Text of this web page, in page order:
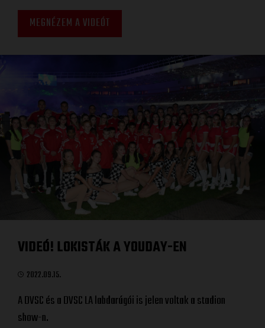
MEGNÉZEM A VIDEÓT
VIDEÓ! LOKISTÁK A YOUDAY-EN
2022.09.15.
A DVSC és a DVSC LA labdarúgói is jelen voltak a stadion
show-n.